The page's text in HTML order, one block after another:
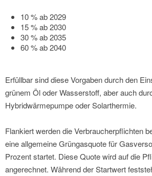
10 % ab 2029
15 % ab 2030
30 % ab 2035
60 % ab 2040
Erfüllbar sind diese Vorgaben durch den
grünem Öl oder Wasserstoff, aber auch
Hybridwärmepumpe oder Solarthermie.
Flankiert werden die Verbraucherpflichten
eine allgemeine Grüngasquote für
Prozent startet. Diese Quote wird auf die
angerechnet. Während der Startwert